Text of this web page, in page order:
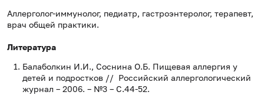
Аллерголог-иммунолог, педиатр, гастроэнтеролог, терапевт,
врач общей практики.
Литература
Балаболкин И.И., Соснина О.Б. Пищевая аллергия у
детей и подростков // Российский аллергологический
журнал – 2006. – №3 – С.44-52.